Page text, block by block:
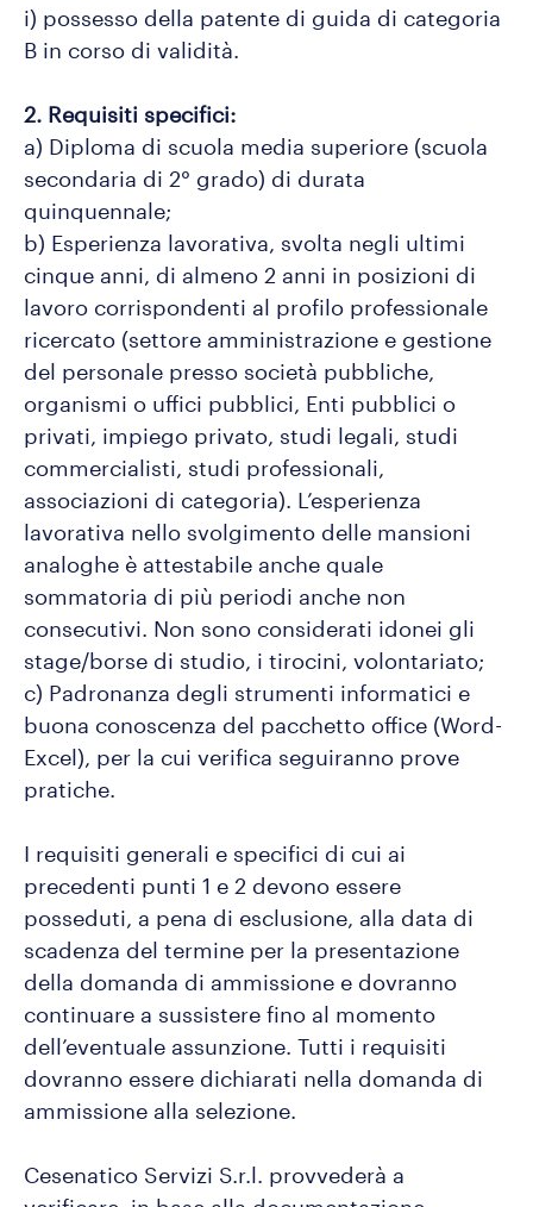
i) possesso della patente di guida di categoria
B in corso di validità.
2. Requisiti specifici:
a) Diploma di scuola media superiore (scuola
secondaria di 2° grado) di durata
quinquennale;
b) Esperienza lavorativa, svolta negli ultimi
cinque anni, di almeno 2 anni in posizioni di
lavoro corrispondenti al profilo professionale
ricercato (settore amministrazione e gestione
del personale presso società pubbliche,
organismi o uffici pubblici, Enti pubblici o
privati, impiego privato, studi legali, studi
commercialisti, studi professionali,
associazioni di categoria). L’esperienza
lavorativa nello svolgimento delle mansioni
analoghe è attestabile anche quale
sommatoria di più periodi anche non
consecutivi. Non sono considerati idonei gli
stage/borse di studio, i tirocini, volontariato;
c) Padronanza degli strumenti informatici e
buona conoscenza del pacchetto office (Word-
Excel), per la cui verifica seguiranno prove
pratiche.
I requisiti generali e specifici di cui ai
precedenti punti 1 e 2 devono essere
posseduti, a pena di esclusione, alla data di
scadenza del termine per la presentazione
della domanda di ammissione e dovranno
continuare a sussistere fino al momento
dell’eventuale assunzione. Tutti i requisiti
dovranno essere dichiarati nella domanda di
ammissione alla selezione.
Cesenatico Servizi S.r.l. provvederà a